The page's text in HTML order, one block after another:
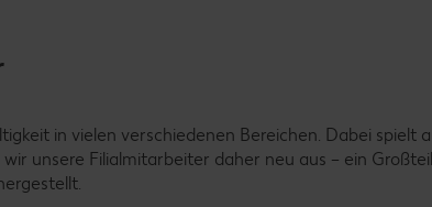
in vielen verschiedenen Bereichen. Dabei spielt
unsere Filialmitarbeiter daher neu aus – ein